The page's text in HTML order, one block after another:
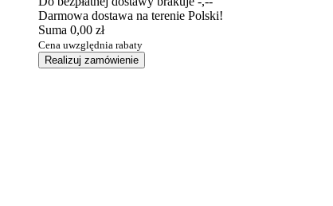
Darmowa dostawa na terenie Polski!
Suma 0,00 zł
Cena uwzględnia rabaty
Realizuj zamówienie